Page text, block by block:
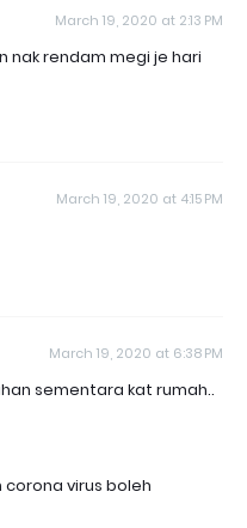
March 19, 2020 at 2:13 PM
nak rendam megi je hari
March 19, 2020 at 4:15 PM
March 19, 2020 at 6:38 PM
sementara kat rumah..
virus boleh